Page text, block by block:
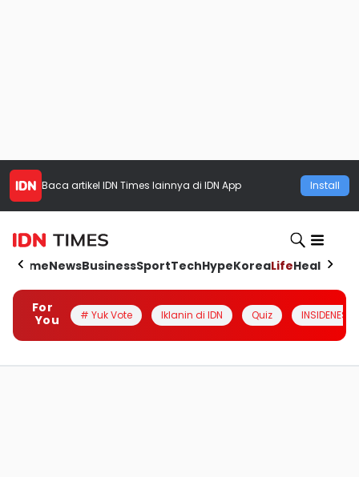
Baca artikel IDN Times lainnya di IDN App Install
HomeNewsBusinessSportTechHypeKoreaLifeHealth
For
You
# Yuk Vote Iklanin di IDN Quiz INSIDENESIA